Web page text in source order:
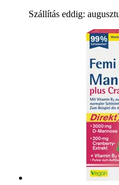
Szállítás eddig: